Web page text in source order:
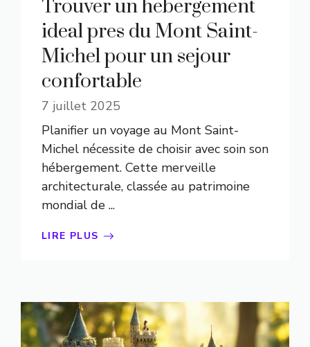
Trouver un hebergement
ideal pres du Mont Saint-
Michel pour un sejour
confortable
7 juillet 2025
Planifier un voyage au Mont Saint-
Michel nécessite de choisir avec soin son
hébergement. Cette merveille
architecturale, classée au patrimoine
mondial de ...
LIRE PLUS